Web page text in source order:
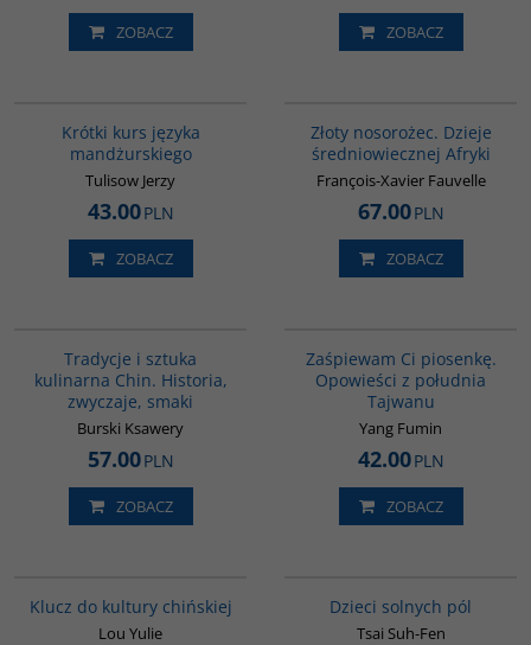
ZOBACZ ZOBACZ
Krótki kurs języka
mandżurskiego
Tulisow Jerzy
43.00PLN
ZOBACZ
Złoty nosorożec. Dzieje
średniowiecznej Afryki
François-Xavier Fauvelle
67.00PLN
ZOBACZ
Tradycje i sztuka
kulinarna Chin. Historia,
zwyczaje, smaki
Burski Ksawery
57.00PLN
ZOBACZ
Zaśpiewam Ci piosenkę.
Opowieści z południa
Tajwanu
Yang Fumin
42.00PLN
ZOBACZ
Klucz do kultury chińskiej
Lou Yulie
Dzieci solnych pól
Tsai Suh-Fen